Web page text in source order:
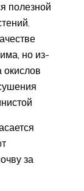
полезной
но из-
окислов
за